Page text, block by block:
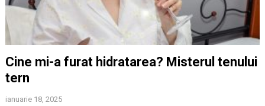
Cine mi-a furat hidratarea? Misterul tenului
tern
ianuarie 18, 2025